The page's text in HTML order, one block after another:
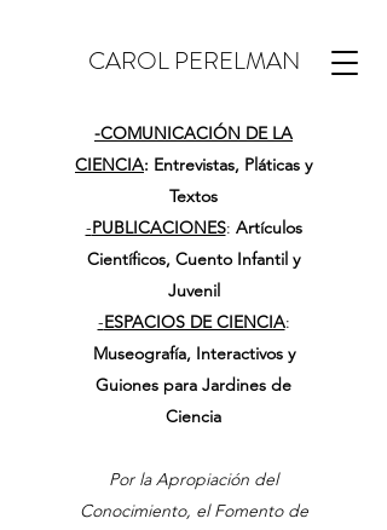
CAROL PERELMAN
-COMUNICACIÓN DE LA
CIENCIA: Entrevistas, Pláticas y
Textos
-PUBLICACIONES: Artículos
Científicos, Cuento Infantil y
Juvenil
-ESPACIOS DE CIENCIA:
Museografía, Interactivos y
Guiones para Jardines de
Ciencia
Por la Apropiación del
Conocimiento, el Fomento de